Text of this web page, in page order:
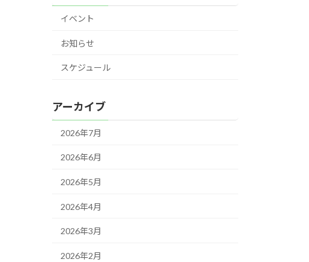
イベント
お知らせ
スケジュール
アーカイブ
2026年7月
2026年6月
2026年5月
2026年4月
2026年3月
2026年2月